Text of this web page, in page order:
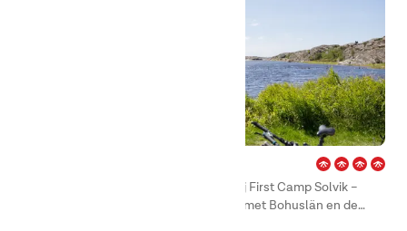
Niet veel kan tippen aan het zeezicht bij First Camp Solvik –
Kungshamn. Hier kampeer je vorstelijk met Bohuslän en de